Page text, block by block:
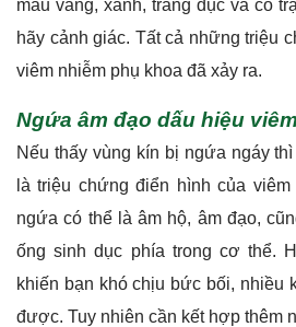
màu vàng, xanh, trắng đục và có
hãy cảnh giác. Tất cả những triệu
viêm nhiễm phụ khoa đã xảy ra.
Ngứa âm đạo dấu hiệu
Nếu thấy vùng kín bị ngứa ngáy
là triệu chứng điển hình của
ngứa có thể là âm hộ, âm đạo,
ống sinh dục phía trong cơ thể.
khiến bạn khó chịu bức bối, nhiều
được. Tuy nhiên cần kết hợp thêm